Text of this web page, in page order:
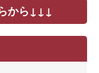
から↓↓↓